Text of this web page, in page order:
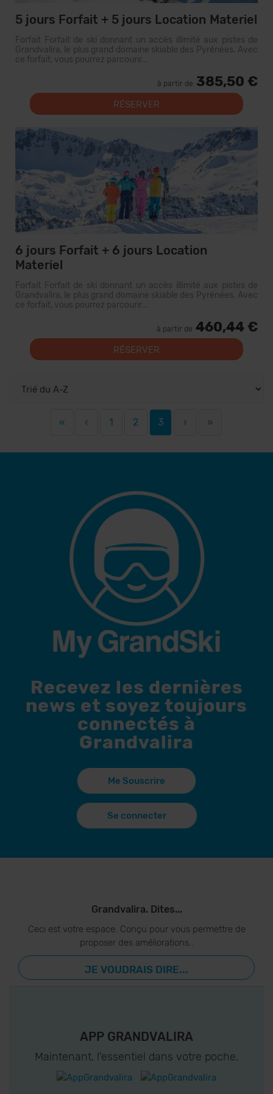
5 jours Forfait + 5 jours Location Materiel
Forfait Forfait de ski donnant un accès illimité aux pistes de
Grandvalira, le plus grand domaine skiable des Pyrénées. Avec
ce forfait, vous pourrez parcourir...
à partir de 385,50 €
RÉSERVER
6 jours Forfait + 6 jours Location
Materiel
Forfait Forfait de ski donnant un accès illimité aux pistes de
Grandvalira, le plus grand domaine skiable des Pyrénées. Avec
ce forfait, vous pourrez parcourir...
à partir de 460,44 €
RÉSERVER
« ‹ 1 2 3 › »
Recevez les dernières
news et soyez toujours
connectés à
Grandvalira
Me Souscrire
Se connecter
Grandvalira. Dites...
Ceci est votre espace. Conçu pour vous permettre de
proposer des améliorations..
JE VOUDRAIS DIRE...
APP GRANDVALIRA
Maintenant, l'essentiel dans votre poche.